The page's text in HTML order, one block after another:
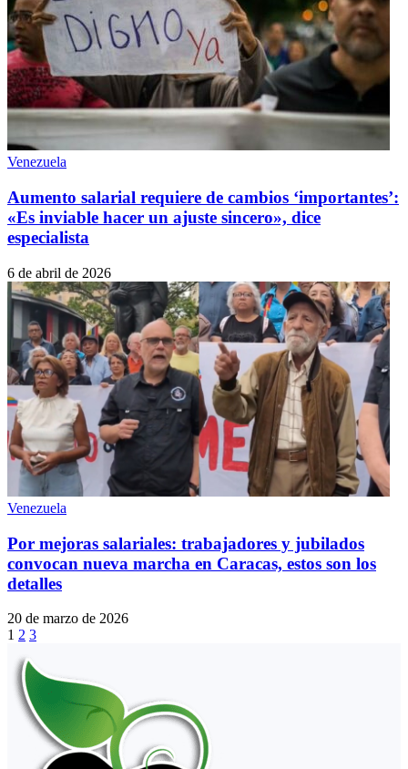
Venezuela
Aumento salarial requiere de cambios ‘importantes’:
«Es inviable hacer un ajuste sincero», dice
especialista
6 de abril de 2026
Venezuela
Por mejoras salariales: trabajadores y jubilados
convocan nueva marcha en Caracas, estos son los
detalles
20 de marzo de 2026
1 2 3